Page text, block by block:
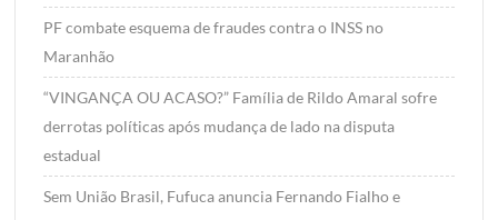
PF combate esquema de fraudes contra o INSS no
Maranhão
“VINGANÇA OU ACASO?” Família de Rildo Amaral sofre
derrotas políticas após mudança de lado na disputa
estadual
Sem União Brasil, Fufuca anuncia Fernando Fialho e